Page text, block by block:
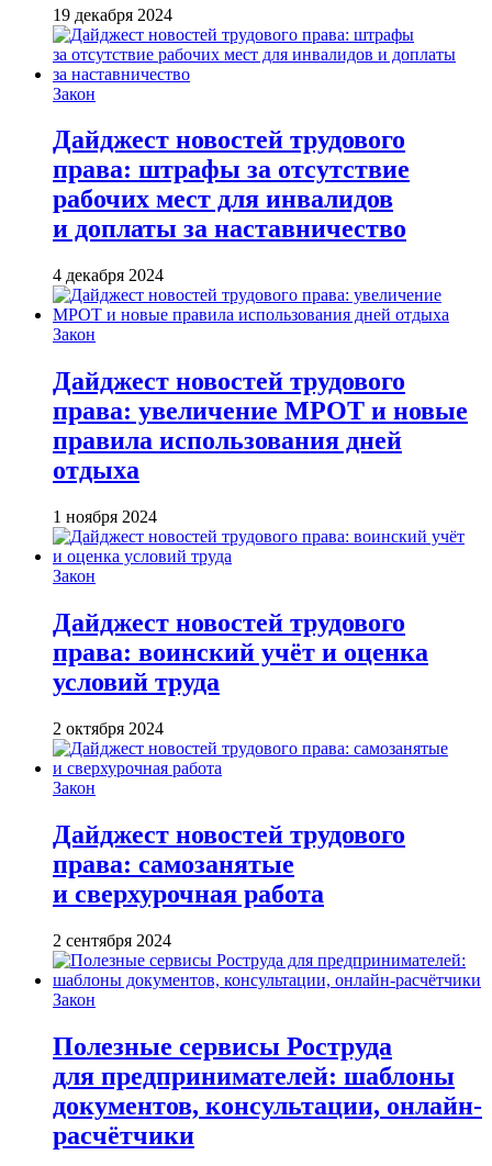
19 декабря 2024
Закон
Дайджест новостей трудового
права: штрафы за отсутствие
рабочих мест для инвалидов
и доплаты за наставничество
4 декабря 2024
Закон
Дайджест новостей трудового
права: увеличение МРОТ и новые
правила использования дней
отдыха
1 ноября 2024
Закон
Дайджест новостей трудового
права: воинский учёт и оценка
условий труда
2 октября 2024
Закон
Дайджест новостей трудового
права: самозанятые
и сверхурочная работа
2 сентября 2024
Закон
Полезные сервисы Роструда
для предпринимателей: шаблоны
документов, консультации, онлайн-
расчётчики